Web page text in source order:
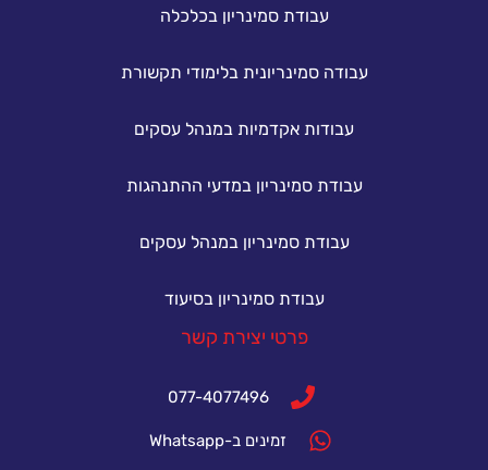
עבודת סמינריון בכלכלה
עבודה סמינריונית בלימודי תקשורת
עבודות אקדמיות במנהל עסקים
עבודת סמינריון במדעי ההתנהגות
עבודת סמינריון במנהל עסקים
עבודת סמינריון בסיעוד
פרטי יצירת קשר
077-4077496
זמינים ב-Whatsapp